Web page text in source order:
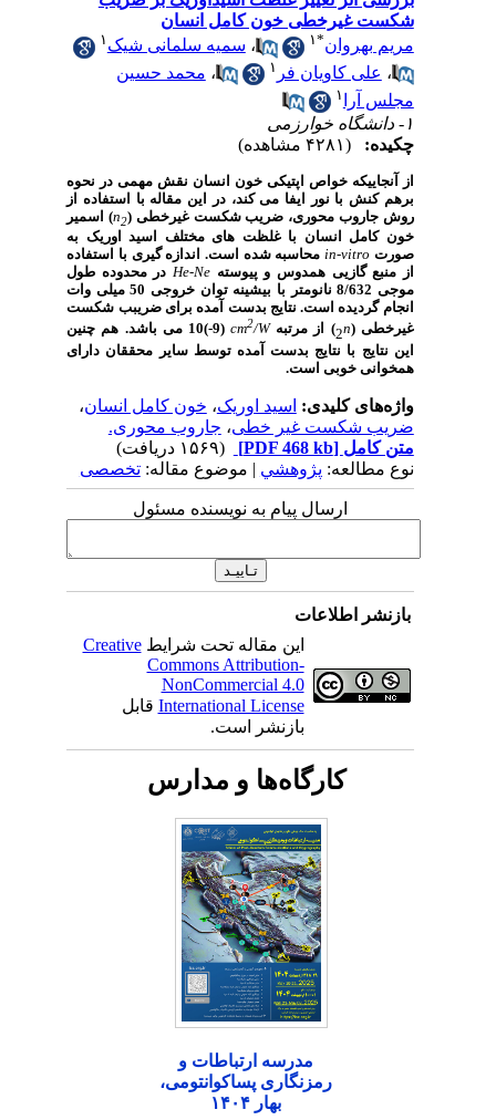
شکست غیرخطی خون کامل انسان
مریم بهروان
*۱ ،سمیه سلمانی شیک۱
،علی کاویان فر۱ ،محمد حسین
مجلس آرا ۱
چکیده:
از آنجاییکه خواص اپتیکی خون انسان نقش مهمی در نحوه
برهم کنش با نور ایفا می کند، در این مقاله با استفاده از
روش جاروب محوری، ضریب شکست غیرخطی (
n 2
) اسمیر
خون کامل انسان با غلظت های مختلف اسید اوریک به
صورتin-vitroمحاسبه شده است. اندازه گیری با استفاده
از منبع گازیی همدوس و پیوستهHe-Neدر محدوده طول
موجی 8/632 نانومتر با بیشینه توان خروجی 50 میلی وات
انجام گردیده است. نتایج بدست آمده برای ضریبب شکست
غیرخطی (n
2) از مرتبه cm2/W
(9-)10 می باشد. هم چنین
این نتایج با نتایج بدست آمده توسط سایر محققان دارای
همخوانی خوبی است.
واژه‌های کلیدی:اسید اوریک،خون کامل انسان،
ضریب شکست غیر خطی،جاروب محوری.
متن کامل[PDF 468 kb]
نوع مطالعه:پژوهشي| موضوع مقاله:تخصصی
ارسال پیام به نویسنده مسئول
بازنشر اطلاعات
این مقاله تحت شرایطCreative
Commons Attribution-
NonCommercial 4.0
International Licenseقابل
بازنشر است.
کارگاه‌ها و مدارس
مدرسه ارتباطات و
رمزنگاری پساکوانتومی،
بهار ۱۴۰۴